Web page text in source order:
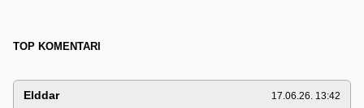
TOP KOMENTARI
Elddar 17.06.26. 13:42